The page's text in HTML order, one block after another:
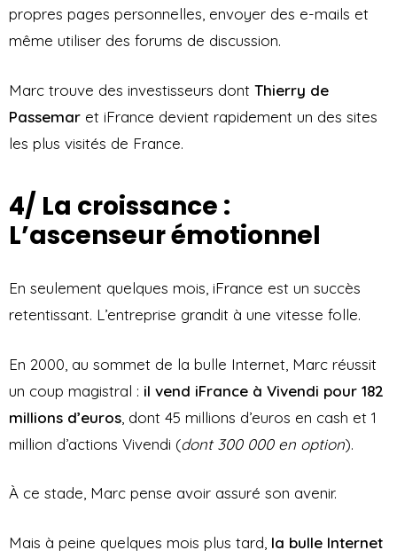
propres pages personnelles, envoyer des e-mails et
même utiliser des forums de discussion.
Marc trouve des investisseurs dont Thierry de
Passemar et iFrance devient rapidement un des sites
les plus visités de France.
4/ La croissance :
L’ascenseur émotionnel
En seulement quelques mois, iFrance est un succès
retentissant. L’entreprise grandit à une vitesse folle.
En 2000, au sommet de la bulle Internet, Marc réussit
un coup magistral : il vend iFrance à Vivendi pour 182
millions d’euros , dont 45 millions d’euros en cash et 1
million d’actions Vivendi (dont 300 000 en option).
À ce stade, Marc pense avoir assuré son avenir.
Mais à peine quelques mois plus tard, la bulle Internet